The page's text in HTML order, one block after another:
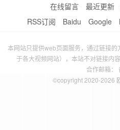
在线留言 最近更新
RSS订阅
Baidu Google
本网站只提供web页面服务，通过链接
于各大视频网站），本站不对链接内
合作邮箱：
©copyright 2020-2026